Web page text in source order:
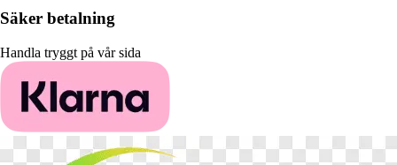
Säker betalning
Handla tryggt på vår sida